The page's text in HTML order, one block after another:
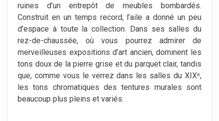
ruines d’un entrepôt de meubles bombardés.
Construit en un temps record, l’aile a donné un peu
d’espace à toute la collection. Dans ses salles du
rez-de-chaussée, où vous pourrez admirer de
merveilleuses expositions d’art ancien, dominent les
tons doux de la pierre grise et du parquet clair, tandis
que, comme vous le verrez dans les salles du XIXᵉ,
les tons chromatiques des tentures murales sont
beaucoup plus pleins et variés.